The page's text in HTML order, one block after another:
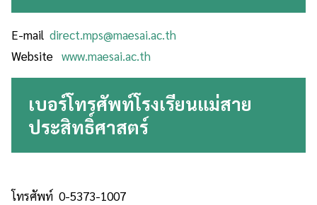
E-mail direct.mps@maesai.ac.th
Website www.maesai.ac.th
เบอร์โทรศัพท์โรงเรียนแม่สาย
ประสิทธิ์ศาสตร์
โทรศัพท์ 0-5373-1007